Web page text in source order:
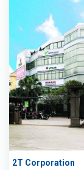
2T Corporation